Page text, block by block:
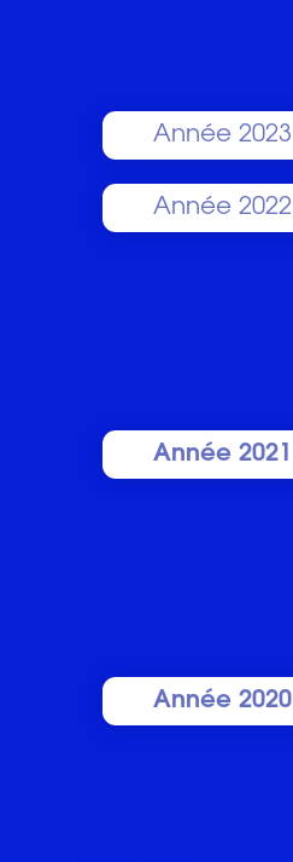
Année 2023
Année 2022
Année 2021
Année 2020